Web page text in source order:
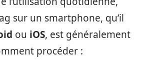
sur un smartphone, qu’il
ou iOS, est généralement
procéder :